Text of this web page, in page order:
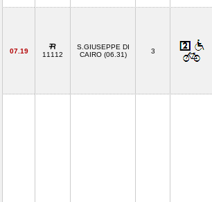
07.19 11112
S.GIUSEPPE DI
CAIRO (06.31)
3